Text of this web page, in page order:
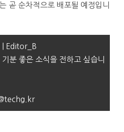
곧 순차적으로 배포될 예정입니
| Editor_B
기분 좋은 소식을 전하고 싶습니